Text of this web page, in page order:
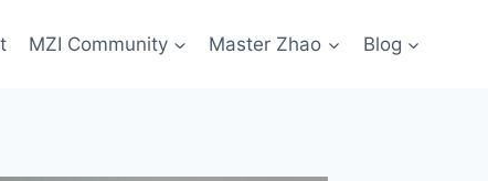
MZI Community Master Zhao Blog